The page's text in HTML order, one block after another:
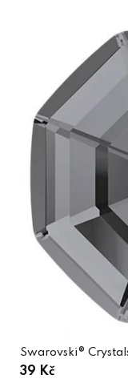
Swarovski®
39 Kč